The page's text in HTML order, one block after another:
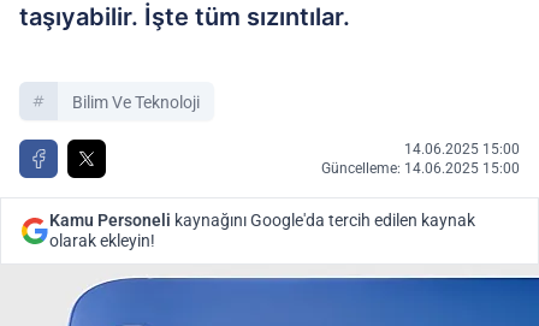
taşıyabilir. İşte tüm sızıntılar.
Bilim Ve Teknoloji
14.06.2025 15:00
Güncelleme: 14.06.2025 15:00
Kamu Personeli kaynağını Google'da tercih edilen kaynak
olarak ekleyin!